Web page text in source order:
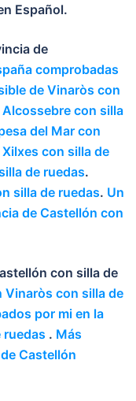
Español.
de
comprobadas
de Vinaròs con
con silla
del Mar con
con silla de
de ruedas.
silla de ruedas. Un
de Castellón con
con silla de
Vinaròs con silla de
por mi en la
ruedas . Más
Castellón